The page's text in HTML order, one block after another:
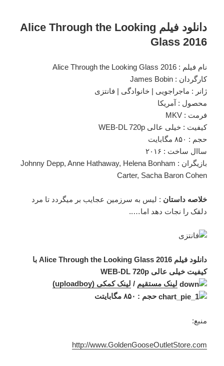
دانلود فیلم Alice Through the Looking
Glass 2016
نام فیلم : Alice Through the Looking Glass 2016
کارگردان : James Bobin
ژانر : ماجراجویی | خانوادگی | فانتزی
محصول : آمریکا
فرمت : MKV
کیفیت : خیلی عالی WEB-DL 720p
حجم : ۸۵۰ مگابایت
ساال ساخت : ۲۰۱۶
بازیگران : Johnny Depp, Anne Hathaway, Helena Bonham
Carter, Sacha Baron Cohen
خلاصه داستان : لیس به سرزمین عجایب بر میگردد تا مرد
دلقک را نجات دهد اما…..
دانلود فیلم Alice Through the Looking Glass 2016 با
کیفیت خیلی عالی WEB-DL 720p
لینک مستقیم / لینک کمکی (uploadboy)
حجم : ۸۵۰ مگابایتت
منبع:
http://www.GoldenGooseOutletStore.com